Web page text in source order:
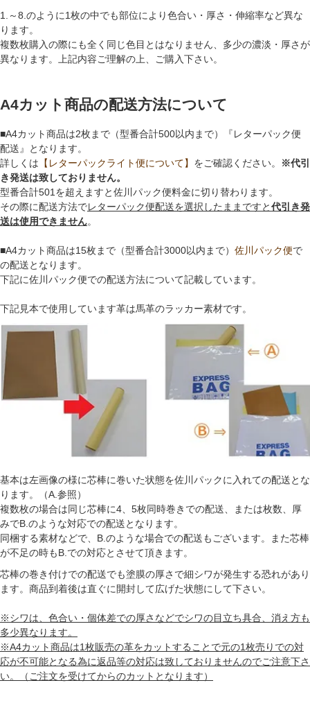
1.～8.のように1枚の中でも部位により色合い・厚さ・伸縮率など異な
ります。
複数枚購入の際にも全く同じ色目とはなりません、多少の濃淡・厚さが
異なります。上記内容ご理解の上、ご購入下さい。
A4カット商品の配送方法について
■A4カット商品は2枚まで（型番合計500以内まで）『レターパック便
配送』となります。
詳しくは 【レターパックライト便について】 をご確認ください。
※代引
き発送は致しておりません。
型番合計501を超えますと佐川パック便料金に切り替わります。
その際に配送方法でレターパック便配送を選択したままですと代引き発
送は使用できません。
■A4カット商品は15枚まで（型番合計3000以内まで） 佐川パック便で
の配送となります。
下記に佐川パック便での配送方法について記載しています。
下記見本で使用しています革は馬革のラッカー素材です。
基本は左画像の様に芯棒に巻いた状態を佐川パックに入れての配送とな
ります。（A.参照）
複数枚の場合は同じ芯棒に4、5枚同時巻きでの配送、または枚数、厚
みでB.のような対応での配送となります。
同梱する素材などで、B.のような場合での配送もございます。また芯棒
が不足の時もB.での対応とさせて頂きます。
芯棒の巻き付けでの配送でも塗膜の厚さで細シワが発生する恐れがあり
ます。商品到着後は直ぐに開封して広げた状態にして下さい。
※シワは、色合い・個体差での厚さなどでシワの目立ち具合、消え方も
多少異なります。
※A4カット商品は1枚販売の革をカットすることで元の1枚売りでの対
応が不可能となる為に返品等の対応は致しておりませんのでご注意下さ
い。（ご注文を受けてからのカットとなります）